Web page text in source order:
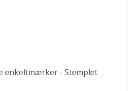
enkeltmærker - Stemplet